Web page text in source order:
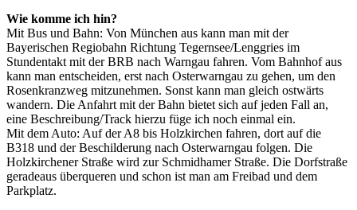
Wie komme ich hin?
Mit Bus und Bahn: Von München aus kann man mit der
Bayerischen Regiobahn Richtung Tegernsee/Lenggries im
Stundentakt mit der BRB nach Warngau fahren. Vom Bahnhof aus
kann man entscheiden, erst nach Osterwarngau zu gehen, um den
Rosenkranzweg mitzunehmen. Sonst kann man gleich ostwärts
wandern. Die Anfahrt mit der Bahn bietet sich auf jeden Fall an,
eine Beschreibung/Track hierzu füge ich noch einmal ein.
Mit dem Auto: Auf der A8 bis Holzkirchen fahren, dort auf die
B318 und der Beschilderung nach Osterwarngau folgen. Die
Holzkirchener Straße wird zur Schmidhamer Straße. Die Dorfstraße
geradeaus überqueren und schon ist man am Freibad und dem
Parkplatz.